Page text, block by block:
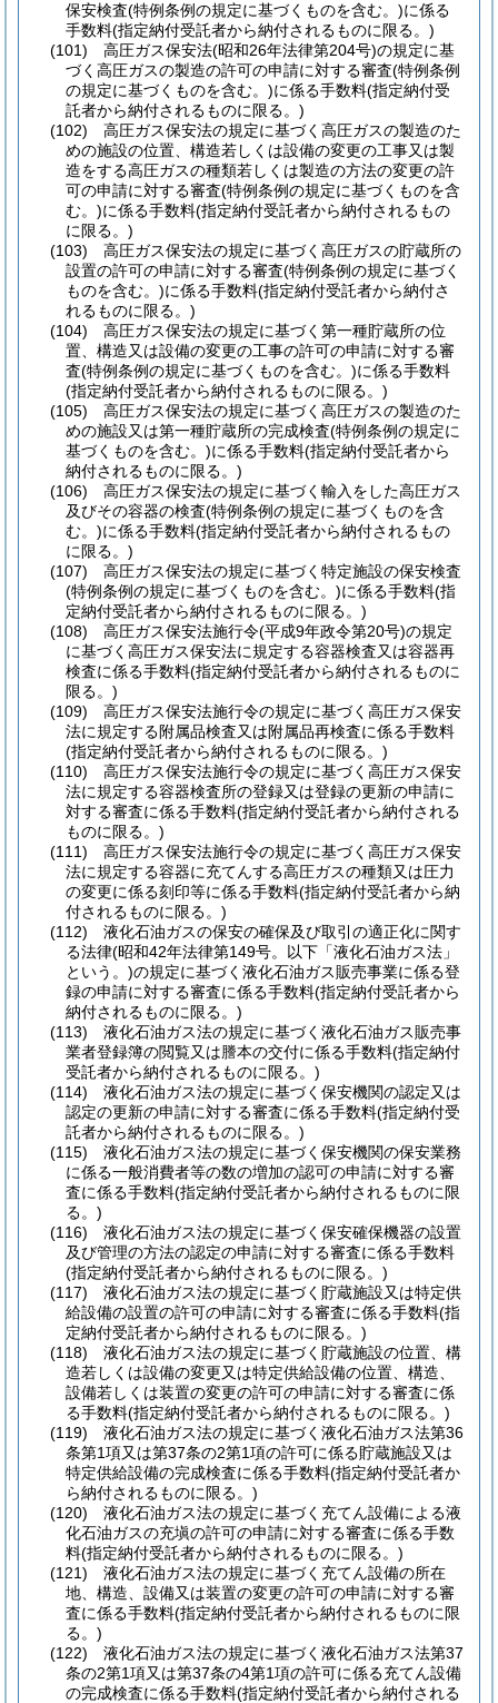
保安検査(特例条例の規定に基づくものを含む。)に係る
手数料(指定納付受託者から納付されるものに限る。)
(101)
高圧ガス保安法(昭和26年法律第204号)の規定に基
づく高圧ガスの製造の許可の申請に対する審査(特例条例
の規定に基づくものを含む。)に係る手数料(指定納付受
託者から納付されるものに限る。)
(102)
高圧ガス保安法の規定に基づく高圧ガスの製造のた
めの施設の位置、構造若しくは設備の変更の工事又は製
造をする高圧ガスの種類若しくは製造の方法の変更の許
可の申請に対する審査(特例条例の規定に基づくものを含
む。)に係る手数料(指定納付受託者から納付されるもの
に限る。)
(103)
高圧ガス保安法の規定に基づく高圧ガスの貯蔵所の
設置の許可の申請に対する審査(特例条例の規定に基づく
ものを含む。)に係る手数料(指定納付受託者から納付さ
れるものに限る。)
(104)
高圧ガス保安法の規定に基づく第一種貯蔵所の位
置、構造又は設備の変更の工事の許可の申請に対する審
査(特例条例の規定に基づくものを含む。)に係る手数料
(指定納付受託者から納付されるものに限る。)
(105)
高圧ガス保安法の規定に基づく高圧ガスの製造のた
めの施設又は第一種貯蔵所の完成検査(特例条例の規定に
基づくものを含む。)に係る手数料(指定納付受託者から
納付されるものに限る。)
(106)
高圧ガス保安法の規定に基づく輸入をした高圧ガス
及びその容器の検査(特例条例の規定に基づくものを含
む。)に係る手数料(指定納付受託者から納付されるもの
に限る。)
(107)
高圧ガス保安法の規定に基づく特定施設の保安検査
(特例条例の規定に基づくものを含む。)に係る手数料(指
定納付受託者から納付されるものに限る。)
(108)
高圧ガス保安法施行令(平成9年政令第20号)の規定
に基づく高圧ガス保安法に規定する容器検査又は容器再
検査に係る手数料(指定納付受託者から納付されるものに
限る。)
(109)
高圧ガス保安法施行令の規定に基づく高圧ガス保安
法に規定する附属品検査又は附属品再検査に係る手数料
(指定納付受託者から納付されるものに限る。)
(110)
高圧ガス保安法施行令の規定に基づく高圧ガス保安
法に規定する容器検査所の登録又は登録の更新の申請に
対する審査に係る手数料(指定納付受託者から納付される
ものに限る。)
(111)
高圧ガス保安法施行令の規定に基づく高圧ガス保安
法に規定する容器に充てんする高圧ガスの種類又は圧力
の変更に係る刻印等に係る手数料(指定納付受託者から納
付されるものに限る。)
(112)
液化石油ガスの保安の確保及び取引の適正化に関す
る法律(昭和42年法律第149号。以下「液化石油ガス法」
という。)の規定に基づく液化石油ガス販売事業に係る登
録の申請に対する審査に係る手数料(指定納付受託者から
納付されるものに限る。)
(113)
液化石油ガス法の規定に基づく液化石油ガス販売事
業者登録簿の閲覧又は謄本の交付に係る手数料(指定納付
受託者から納付されるものに限る。)
(114)
液化石油ガス法の規定に基づく保安機関の認定又は
認定の更新の申請に対する審査に係る手数料(指定納付受
託者から納付されるものに限る。)
(115)
液化石油ガス法の規定に基づく保安機関の保安業務
に係る一般消費者等の数の増加の認可の申請に対する審
査に係る手数料(指定納付受託者から納付されるものに限
る。)
(116)
液化石油ガス法の規定に基づく保安確保機器の設置
及び管理の方法の認定の申請に対する審査に係る手数料
(指定納付受託者から納付されるものに限る。)
(117)
液化石油ガス法の規定に基づく貯蔵施設又は特定供
給設備の設置の許可の申請に対する審査に係る手数料(指
定納付受託者から納付されるものに限る。)
(118)
液化石油ガス法の規定に基づく貯蔵施設の位置、構
造若しくは設備の変更又は特定供給設備の位置、構造、
設備若しくは装置の変更の許可の申請に対する審査に係
る手数料(指定納付受託者から納付されるものに限る。)
(119)
液化石油ガス法の規定に基づく液化石油ガス法第36
条第1項又は第37条の2第1項の許可に係る貯蔵施設又は
特定供給設備の完成検査に係る手数料(指定納付受託者か
ら納付されるものに限る。)
(120)
液化石油ガス法の規定に基づく充てん設備による液
化石油ガスの充塡の許可の申請に対する審査に係る手数
料(指定納付受託者から納付されるものに限る。)
(121)
液化石油ガス法の規定に基づく充てん設備の所在
地、構造、設備又は装置の変更の許可の申請に対する審
査に係る手数料(指定納付受託者から納付されるものに限
る。)
(122)
液化石油ガス法の規定に基づく液化石油ガス法第37
条の2第1項又は第37条の4第1項の許可に係る充てん設備
の完成検査に係る手数料(指定納付受託者から納付される